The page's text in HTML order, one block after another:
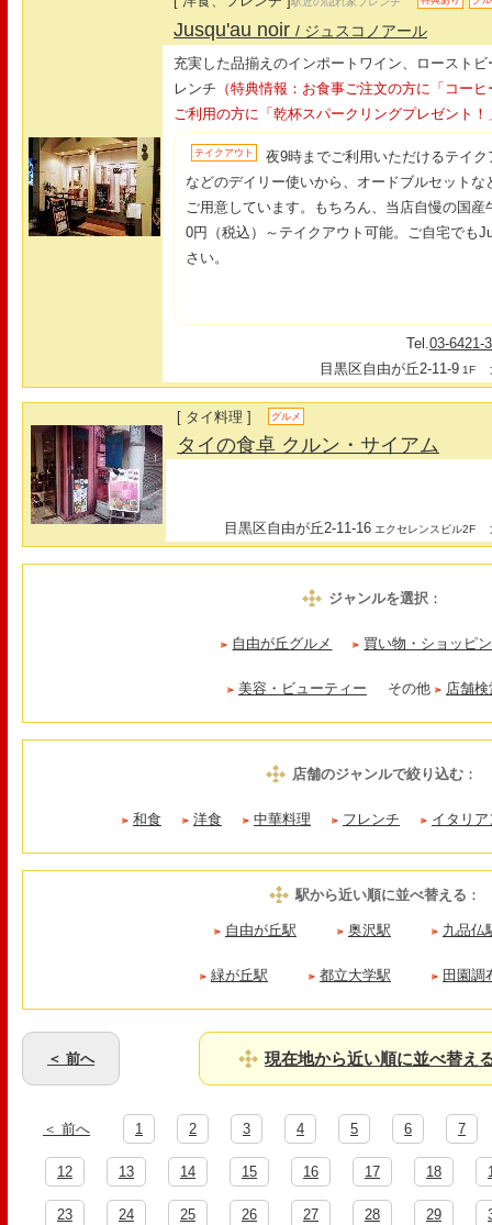
Jusqu'au noir/ ジュスコノアール
充実した品揃えのインポートワイン、ロースト
レンチ （特典情報：お食事ご注文の方に「コー
ご利用の方に「乾杯スパークリングプレゼント！
テイクアウト
夜9時までご利用いただけるテイ
などのデイリー使いから、オードブルセット
ご用意しています。もちろん、当店自慢の国
0円（税込）～テイクアウト可能。ご自宅でも
さい。
Tel.03-6421-
目黒区自由が丘2-11-9 1F
[ タイ料理 ] グルメ
タイの食卓 クルン・サイアム
目黒区自由が丘2-11-16 エクセレンスビル2F
ジャンルを選択：
自由が丘グルメ 買い物・ショッピ
美容・ビューティー その他 店舗
店舗のジャンルで絞り込む ：
和食 洋食 中華料理 フレンチ イタリア
駅から近い順に並べ替える ：
自由が丘駅 奥沢駅 九品仏
緑が丘駅 都立大学駅 田園調
＜ 前へ 現在地から近い順に並べ替え
＜ 前へ 1 2 3 4 5 6 7
12 13 14 15 16 17 18
23 24 25 26 27 28 29